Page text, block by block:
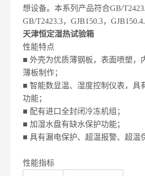
想设备。本系列产品符合GB/
GB/T2423.3，GJB150.3，GJB150.4.
天津恒定湿热试验箱
性能特点
■ 外壳为优质薄钢板，表面喷塑，
薄板制作；
■ 智能数显温、湿度控制仪表，具
功能；
■ 配有进口全封闭冷冻机组；
■ 加湿水盘有缺水保护功能；
■ 具有漏电保护、超温报警、超温
性能指标